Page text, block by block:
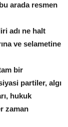
arada resmen
adı ne halt
ve selametine
bir
partiler, algı
hukuk
zaman